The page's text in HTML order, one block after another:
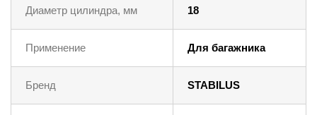
Диаметр цилиндра, мм 18
Применение Для багажника
Бренд STABILUS